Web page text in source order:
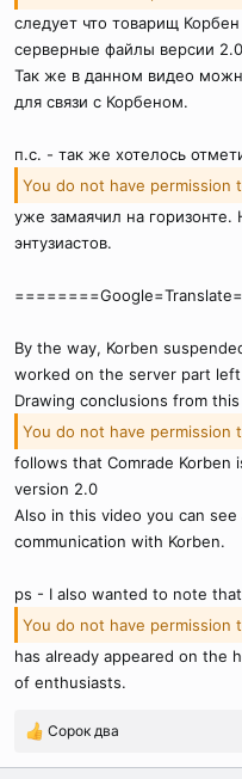
следует что товарищ
серверные файлы версии 2.0
Так же в данном видео
для связи с Корбеном.
п.с. - так же хотелось
You do not have permission
уже замаячил на
энтузиастов.
By the way, Korben
worked on the server part
Drawing conclusions from this
You do not have permission
follows that Comrade Korben
version 2.0
Also in this video you can
communication with Korben.
ps - I also wanted to note
You do not have permission
has already appeared on the
of enthusiasts.
R
Сорок два